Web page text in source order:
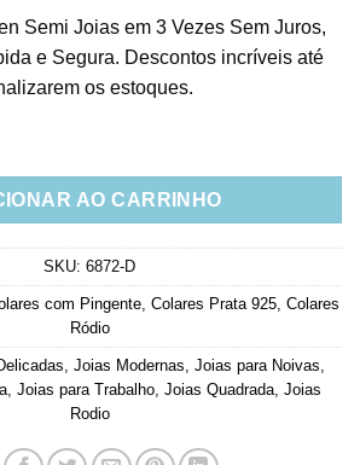
Semi Joias em 3 Vezes Sem Juros,
e Segura. Descontos incríveis até
os estoques.
Zirconia Cristal Corrente Cartier Rodio
AO CARRINHO
SKU: 6872-D
com Pingente, Colares Prata 925, Colares
Ródio
, Joias Modernas, Joias para Noivas,
, Joias para Trabalho, Joias Quadrada, Joias
Rodio